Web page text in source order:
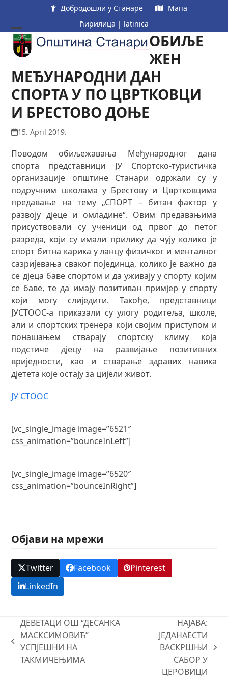
content
Добродошли у Станаре
Мапа
ћирилица | latinica
Open
mobile
menu
Close
mobile
menu
ОБИЉЕ
ЖЕН
МЕЂУНАРОДНИ ДАН
СПОРТА У ПО ЦВРТКОВЦИ
И БРЕСТОВО ДОЊЕ
15. April 2019.
Поводом обиљежавања Међународног дана
спорта представници ЈУ Спортско-туристичка
организације општине Станари одржали су у
подручним школама у Брестову и Цвртковцима
предавање на тему „СПОРТ – битан фактор у
развоју дјеце и омладине“. Овим предавањима
присуствовали су ученици од првог до петог
разреда, који су имали прилику да чују колико је
спорт битна карика у ланцу физичког и менталног
сазријевања сваког појединца, колико је важно да
се дјеца баве спортом и да уживају у спорту којим
се баве, те да имају позитиван примјер у спорту
који могу слиједити. Такође, представници
ЈУСТООС-а приказали су улогу родитеља, школе,
али и спортских тренера који својим приступом и
понашањем стварају спортску климу која
подстиче дјецу на развијање позитивних
вриједности, као и стварање здравих навика
дјетета које остају за цијели живот.
ЈУ СТООС
[vc_single_image image=”6521″
css_animation=”bounceInLeft”]
[vc_single_image image=”6520″
css_animation=”bounceInRight”]
Објави на мрежи
Twitter Facebook
Pinterest
LinkedIn
previous
post:
ДЕВЕТАЦИ ОШ “ДЕСАНКА
МАСКСИМОВИЋ”
УСПЈЕШНИ НА
ТАКМИЧЕЊИМА
НАЈАВА:
ЈЕДАНАЕСТИ
ВАСКРШЊИ
САБОР У
ЦЕРОВИЦИ